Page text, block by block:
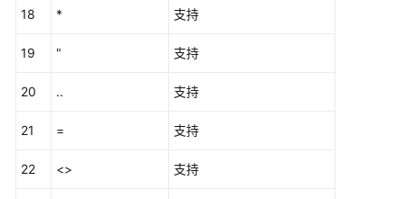
管
审
据
18 * 支持
19 " 支持
20 .. 支持
21 = 支持
22 <> 支持